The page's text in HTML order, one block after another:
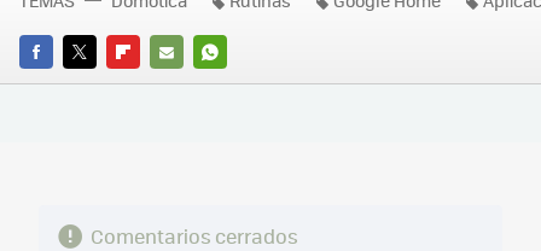
FACEBOOK
TWITTERFLIPBOARD
E-
WHATSAPP
Comentarios cerrados